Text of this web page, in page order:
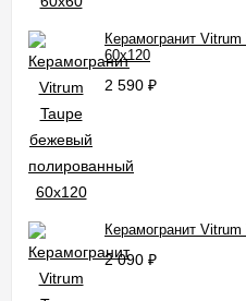
Керамогранит
60x120
2 590 ₽
Керамогранит
2 090 ₽